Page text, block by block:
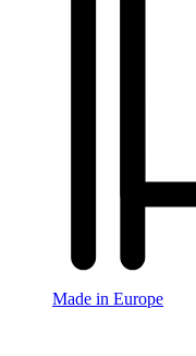
Made in Europe